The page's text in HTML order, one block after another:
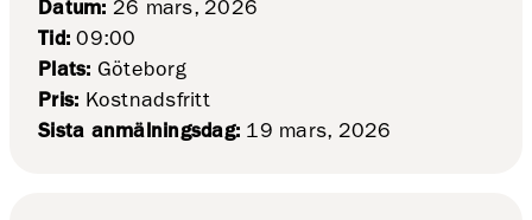
Datum: 26 mars, 2026
Tid: 09:00
Plats: Göteborg
Pris: Kostnadsfritt
Sista anmälningsdag: 19 mars, 2026